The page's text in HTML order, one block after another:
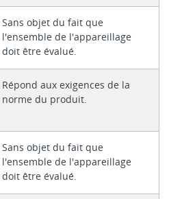
Sans objet du fait que
l'ensemble de l'appareillage
doit être évalué.
Répond aux exigences de la
norme du produit.
Sans objet du fait que
l'ensemble de l'appareillage
doit être évalué.